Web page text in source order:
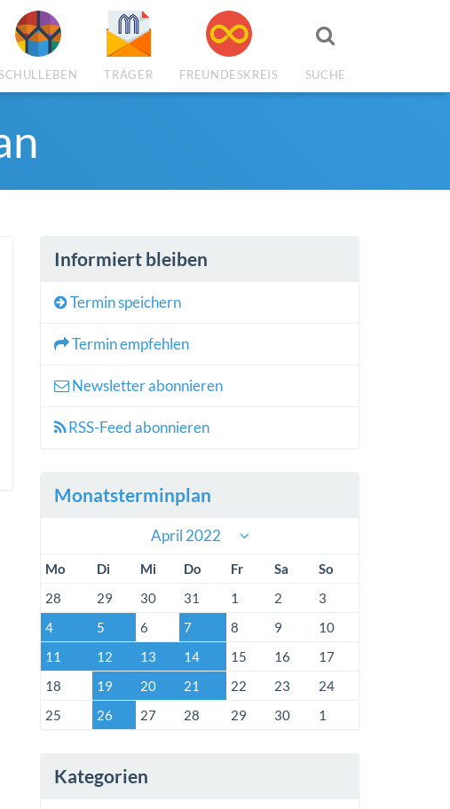
TRÄGER FREUNDESKREIS SUCHE
Suchen
Informiert bleiben
Termin speichern
Termin empfehlen
Newsletter abonnieren
RSS-Feed abonnieren
Monatsterminplan
April 2022
Mo Di Mi Do Fr Sa
So
28
29 30 31 1 2
3
4
5 6 7 8 9
10
11
12 13 14 15 16
17
18
19 20 21 22 23
24
25
26 27 28 29 30 1
Kategorien